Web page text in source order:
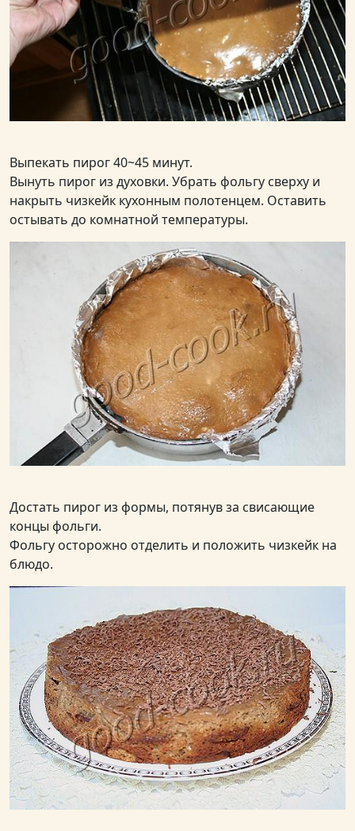
Выпекать пирог 40~45 минут.
Вынуть пирог из духовки. Убрать фольгу сверху и
накрыть чизкейк кухонным полотенцем. Оставить
остывать до комнатной температуры.
Достать пирог из формы, потянув за свисающие
концы фольги.
Фольгу осторожно отделить и положить чизкейк на
блюдо.